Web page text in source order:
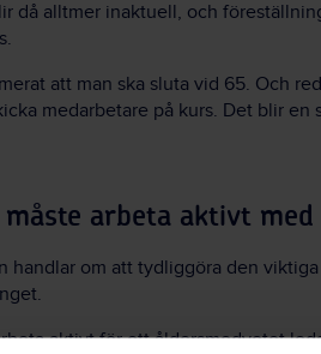
då alltmer inaktuell, och
att man ska sluta vid 65. Och
medarbetare på kurs. Det blir
arbeta aktivt
handlar om att tydliggöra den
aktivt för ett åldersmedvetet